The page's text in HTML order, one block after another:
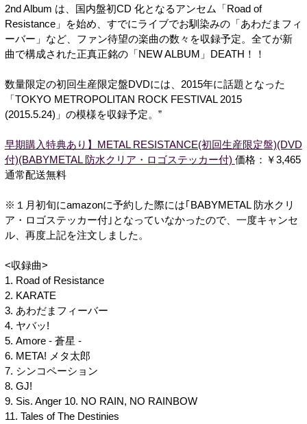
2nd Album は、国内盤初CD 化となるアンセム「Road of
Resistance」を始め、すでにライブでお馴染みの「あわだまフィ
ーバー」など、ファン待望の楽曲の数々を収録予定。全てが新
曲で構成された正真正銘の「NEW ALBUM」DEATH！！
数量限定の初回生産限定盤DVDには、2015年に話題となった
「TOKYO METROPOLITAN ROCK FESTIVAL 2015
(2015.5.24)」の模様を収録予定。”
早期購入特典あり】METAL RESISTANCE(初回生産限定盤)(DVD
付)(BABYMETAL 防水クリア・ロゴステッカー付) 価格：￥3,465
通常配送無料
※１月初旬にamazonに予約した際には｢BABYMETAL 防水クリ
ア・ロゴステッカー付｣となっていなかったので、一度キャンセ
ル、再度上記を注文しました。
<収録曲>
1. Road of Resistance
2. KARATE
3. あわだまフィーバー
4. ヤバッ!
5. Amore - 蒼星 -
6. META! メタ太郎
7. シンコペーション
8. GJ!
9. Sis. Anger 10. NO RAIN, NO RAINBOW
11. Tales of The Destinies